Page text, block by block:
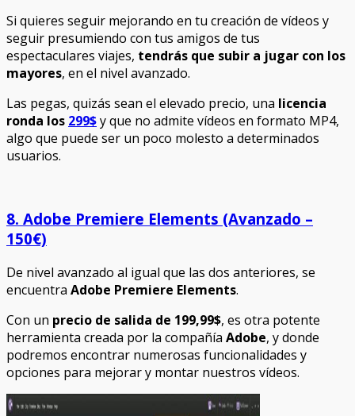
Si quieres seguir mejorando en tu creación de vídeos y
seguir presumiendo con tus amigos de tus
espectaculares viajes, tendrás que subir a jugar con los
mayores, en el nivel avanzado.
Las pegas, quizás sean el elevado precio, una licencia
ronda los 299$y que no admite vídeos en formato MP4,
algo que puede ser un poco molesto a determinados
usuarios.
8. Adobe Premiere Elements (Avanzado –
150€)
De nivel avanzado al igual que las dos anteriores, se
encuentra Adobe Premiere Elements.
Con un precio de salida de 199,99$, es otra potente
herramienta creada por la compañía Adobe, y donde
podremos encontrar numerosas funcionalidades y
opciones para mejorar y montar nuestros vídeos.